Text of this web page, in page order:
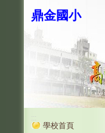
鼎金國小
:::
學校首頁